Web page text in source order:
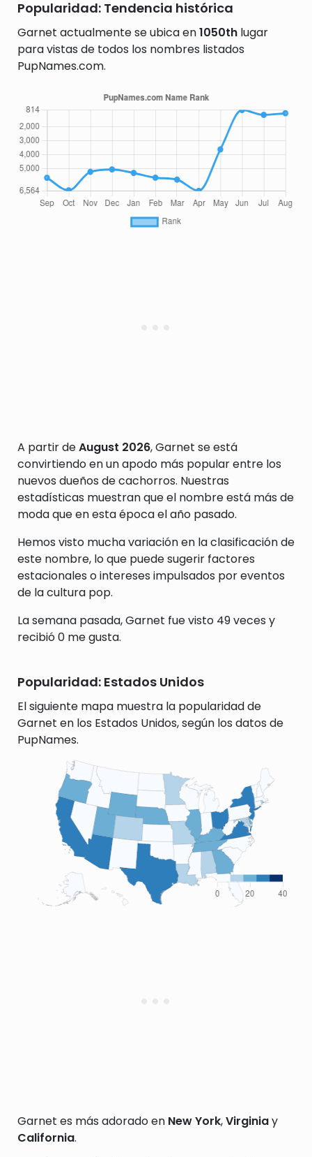
Popularidad: Tendencia histórica
Garnet actualmente se ubica en1050th lugar
para vistas de todos los nombres listados
PupNames.com.
A partir deAugust 2026, Garnet se está
convirtiendo en un apodo más popular entre los
nuevos dueños de cachorros. Nuestras
estadísticas muestran que el nombre está más de
moda que en esta época el año pasado.
Hemos visto mucha variación en la clasificación de
este nombre, lo que puede sugerir factores
estacionales o intereses impulsados por eventos
de la cultura pop.
La semana pasada, Garnet fue visto 49 veces y
recibió 0 me gusta.
Popularidad: Estados Unidos
El siguiente mapa muestra la popularidad de
Garnet en los Estados Unidos, según los datos de
PupNames.
Garnet es más adorado en New York,Virginiay
California.